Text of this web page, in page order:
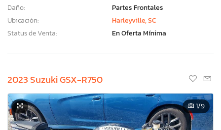
Daño:
Partes Frontales
Ubicación:
Harleyville, SC
Status de Venta:
En Oferta Mínima
2023 Suzuki GSX-R750
1/9